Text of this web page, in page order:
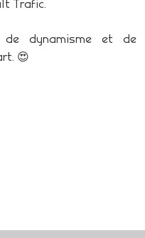
Trafic.
de dynamisme et de
😍